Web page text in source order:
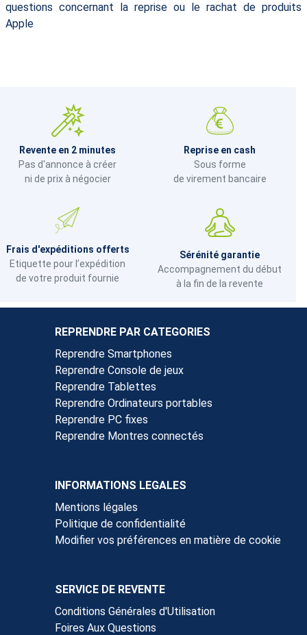
questions concernant la reprise ou le rachat de produits
Apple
Revente en 2 minutes
Pas d'annonce à créer
ni de prix à négocier
Reprise en cash
Sous forme
de virement bancaire
Frais d'expéditions offerts
Etiquette pour l’expédition
de votre produit fournie
Sérénité garantie
Accompagnement du début
à la fin de la revente
REPRENDRE PAR CATEGORIES
Reprendre Smartphones
Reprendre Console de jeux
Reprendre Tablettes
Reprendre Ordinateurs portables
Reprendre PC fixes
Reprendre Montres connectés
INFORMATIONS LEGALES
Mentions légales
Politique de confidentialité
Modifier vos préférences en matière de cookie
SERVICE DE REVENTE
Conditions Générales d'Utilisation
Foires Aux Questions